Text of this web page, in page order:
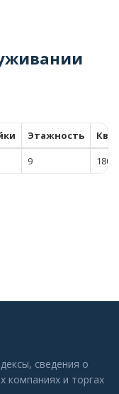
Этажность
9 180
сведения о
компаниях и торгах